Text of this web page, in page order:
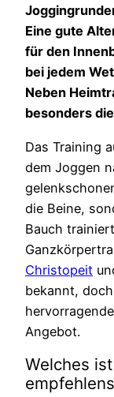
Eine gute
für den
bei jedem
Neben
besonders
Das Training
dem Joggen
die Beine,
Bauch
Christopeit
bekannt,
Angebot.
Welches